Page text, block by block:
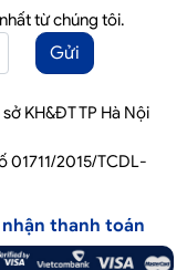
từ chúng tôi.
Gửi
KH&ĐT TP Hà Nội
01711/2015/TCDL-
thanh toán